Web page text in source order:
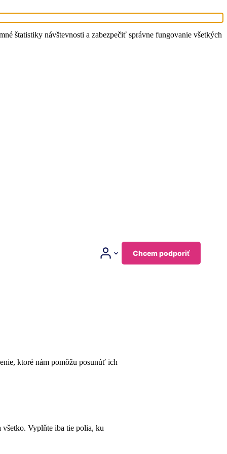
štatistiky návštevnosti a zabezpečiť správne fungovanie všetkých
Chcem podporiť
ktoré nám pomôžu posunúť ich
Vyplňte iba tie polia, ku